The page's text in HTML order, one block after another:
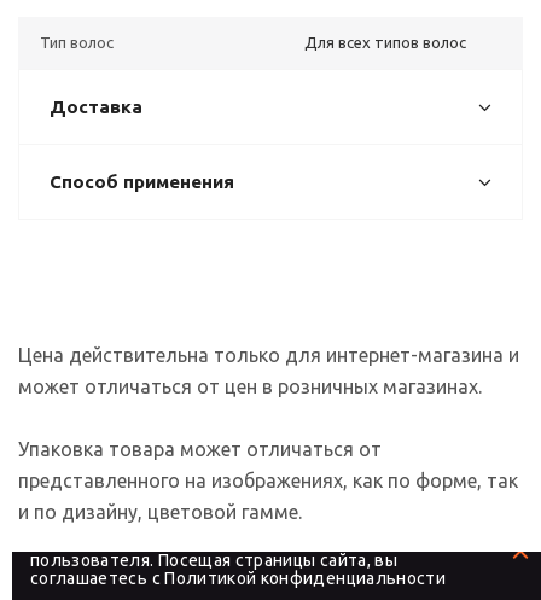
Тип волос Для всех типов волос
Доставка
Способ применения
Цена действительна только для интернет-магазина и
может отличаться от цен в розничных магазинах.
Упаковка товара может отличаться от
представленного на изображениях, как по форме, так
и по дизайну, цветовой гамме.
На сайте используются файлы cookies, которые его
пользователя. Посещая страницы сайта, вы
соглашаетесь сПолитикой конфиденциальности